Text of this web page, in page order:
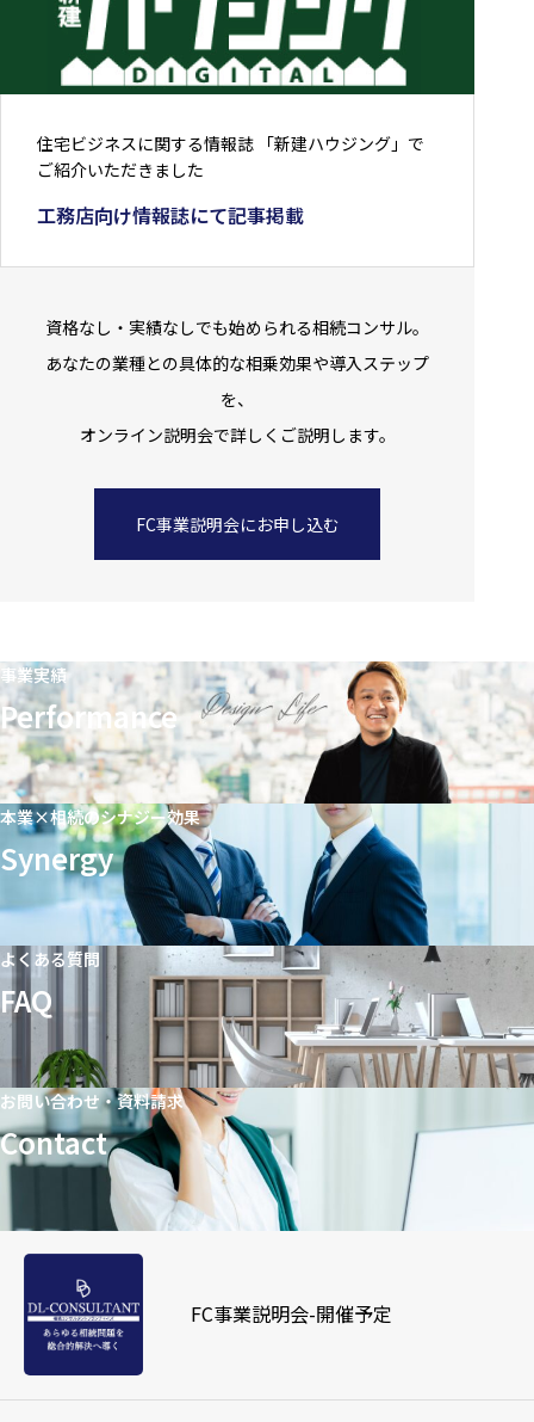
住宅ビジネスに関する情報誌 「新建ハウジング」で
ご紹介いただきました
工務店向け情報誌にて記事掲載
資格なし・実績なしでも始められる相続コンサル。
あなたの業種との具体的な相乗効果や導入ステップ
を、
オンライン説明会で詳しくご説明します。
FC事業説明会にお申し込む
事業実績
Performance
本業×相続のシナジー効果
Synergy
よくある質問
FAQ
お問い合わせ・資料請求
Contact
FC事業説明会-開催予定